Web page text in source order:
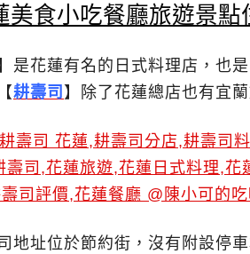
美食小吃餐廳旅遊景點
是花蓮有名的日式料理店，也
耕壽司 】除了花蓮總店也有宜
地址位於節約街，沒有附設停